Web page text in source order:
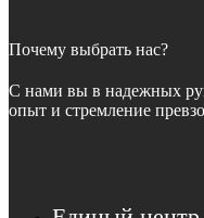
Почему выбрать нас?
С нами вы в надежных
опыт и стремление